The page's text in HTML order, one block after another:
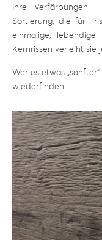
Ihre Verfärbungen
Sortierung, die für
einmalige,
Kernrissen verleiht sie
Wer es etwas
wiederfinden.